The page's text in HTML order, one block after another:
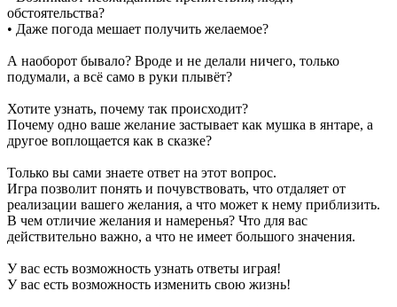
обстоятельства?
• Даже погода мешает получить желаемое?
А наоборот бывало? Вроде и не делали ничего, только
подумали, а всё само в руки плывёт?
Хотите узнать, почему так происходит?
Почему одно ваше желание застывает как мушка в янтаре, а
другое воплощается как в сказке?
Только вы сами знаете ответ на этот вопрос.
Игра позволит понять и почувствовать, что отдаляет от
реализации вашего желания, а что может к нему приблизить.
В чем отличие желания и намеренья? Что для вас
действительно важно, а что не имеет большого значения.
У вас есть возможность узнать ответы играя!
У вас есть возможность изменить свою жизнь!